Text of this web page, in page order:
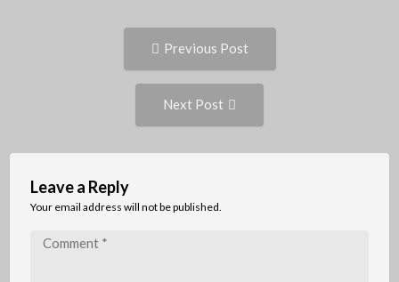
navigation
Previous Post
Next Post
Leave a Reply
Your email address will not be published.
Comment